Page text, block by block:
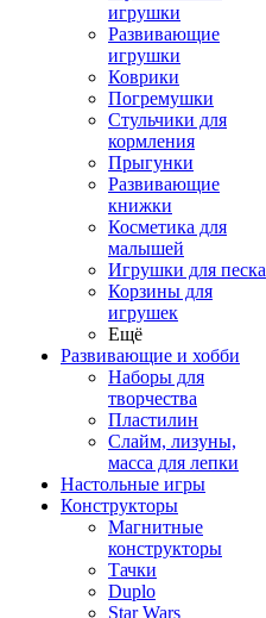
игрушки
Развивающие
игрушки
Коврики
Погремушки
Стульчики для
кормления
Прыгунки
Развивающие
книжки
Косметика для
малышей
Игрушки для песка
Корзины для
игрушек
Ещё
Развивающие и хобби
Наборы для
творчества
Пластилин
Слайм, лизуны,
масса для лепки
Настольные игры
Конструкторы
Магнитные
конструкторы
Тачки
Duplo
Star Wars